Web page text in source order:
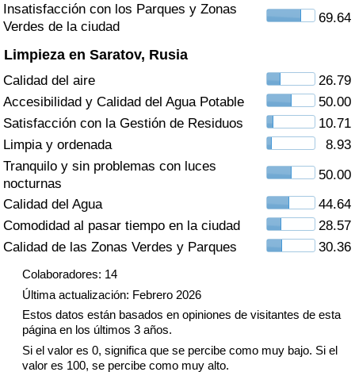
Insatisfacción con los Parques y Zonas
Verdes de la ciudad
69.64
Limpieza en Saratov, Rusia
Calidad del aire
26.79
Accesibilidad y Calidad del Agua Potable
50.00
Satisfacción con la Gestión de Residuos
10.71
Limpia y ordenada
8.93
Tranquilo y sin problemas con luces
nocturnas
50.00
Calidad del Agua
44.64
Comodidad al pasar tiempo en la ciudad
28.57
Calidad de las Zonas Verdes y Parques
30.36
Colaboradores: 14
Última actualización: Febrero 2026
Estos datos están basados en opiniones de visitantes de esta
página en los últimos 3 años.
Si el valor es 0, significa que se percibe como muy bajo. Si el
valor es 100, se percibe como muy alto.
Índice de criminalidad por país
Sanidad
Índice de Sanidad (Actual)
Índice de Sanidad
Índice de Sanidad por País
Contaminación
Índice de Contaminación (Actual)
Índice de contaminación
Índice de Contaminación por País